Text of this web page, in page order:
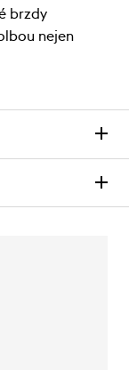
brzdy
nejen